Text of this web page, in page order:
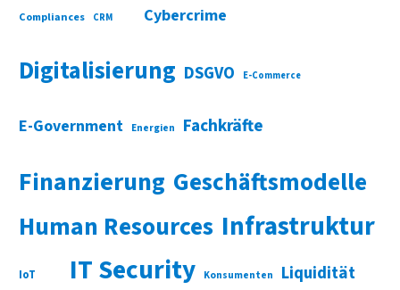
Compliances CRM Cybercrime
Digitalisierung DSGVO E-Commerce
E-Government Energien Fachkräfte
Finanzierung Geschäftsmodelle
Human Resources Infrastruktur
IoT IT Security Konsumenten Liquidität